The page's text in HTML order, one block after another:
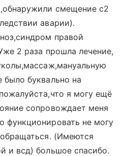
смещение с2
аварии).
правой
2 раза прошла лечение,
было буквально на
я могу ещё
сопровождает меня
функционировать не могу
(Имеются
и всд) большое спасибо.